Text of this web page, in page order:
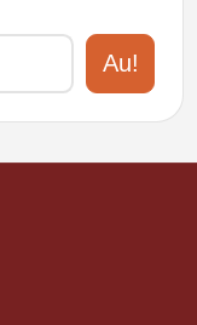
Au!